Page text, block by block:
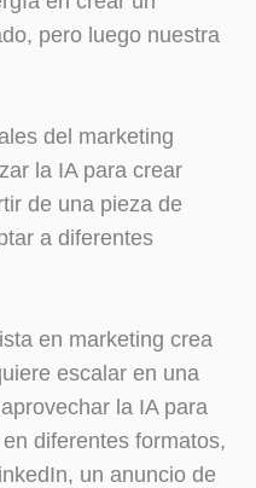
pero luego nuestra
del marketing
la IA para crear
de una pieza de
a diferentes
en marketing crea
escalar en una
la IA para
diferentes formatos,
un anuncio de